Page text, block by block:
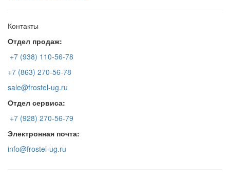
Контакты
Отдел продаж:
+7 (938) 110-56-78
+7 (863) 270-56-78
sale@frostel-ug.ru
Отдел сервиса:
+7 (928) 270-56-79
Электронная почта:
info@frostel-ug.ru